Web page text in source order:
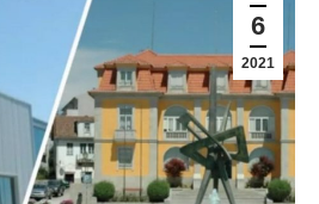
6
2021